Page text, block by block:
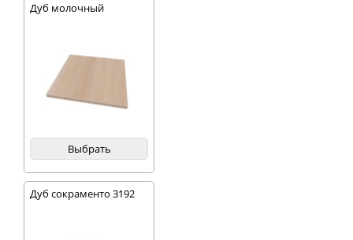
Дуб молочный
Выбрать
Дуб сокраменто 3192